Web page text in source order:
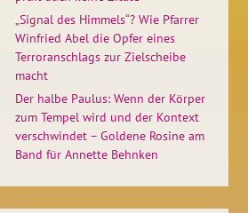
„Signal des Himmels“? Wie Pfarrer
Winfried Abel die Opfer eines
Terroranschlags zur Zielscheibe
macht
Der halbe Paulus: Wenn der Körper
zum Tempel wird und der Kontext
verschwindet – Goldene Rosine am
Band für Annette Behnken